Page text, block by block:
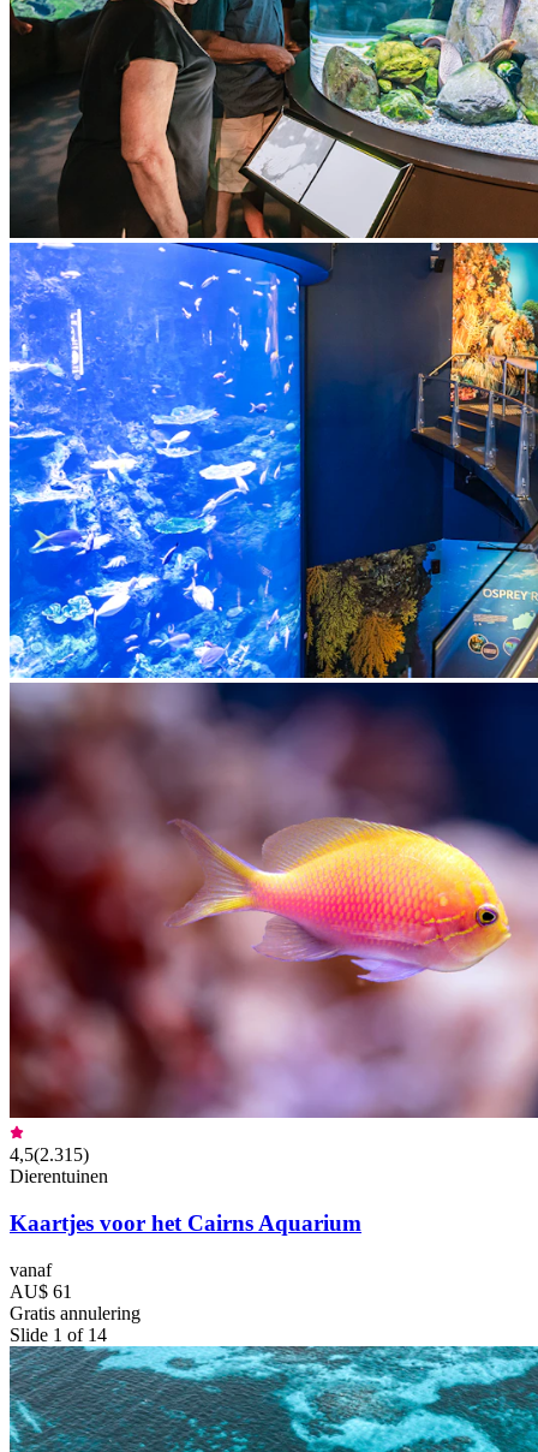
4,5(2.315)
Dierentuinen
Kaartjes voor het Cairns Aquarium
vanaf
AU$ 61
Gratis annulering
Slide 1 of 14